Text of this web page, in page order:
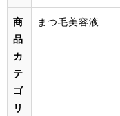
商
品
カ
テ
ゴ
リ
まつ毛美容液